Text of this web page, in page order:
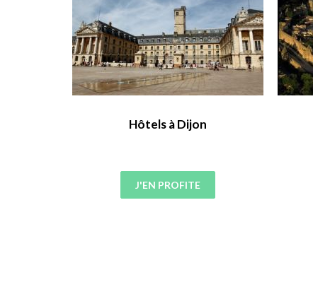
Hôtels à Dijon
J'EN PROFITE